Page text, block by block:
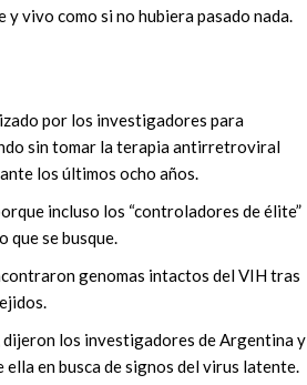
y vivo como si no hubiera pasado nada.
por los investigadores para
sin tomar la terapia antirretroviral
los últimos ocho años.
incluso los “controladores de élite”
que se busque.
genomas intactos del VIH tras
dijeron los investigadores de Argentina y
en busca de signos del virus latente.